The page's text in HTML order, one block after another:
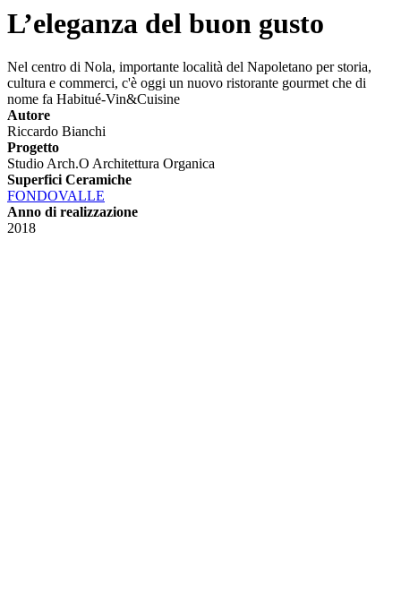
L’eleganza del buon gusto
Nel centro di Nola, importante località del Napoletano per storia,
cultura e commerci, c'è oggi un nuovo ristorante gourmet che di
nome fa Habitué-Vin&Cuisine
Autore
Riccardo Bianchi
Progetto
Studio Arch.O Architettura Organica
Superfici Ceramiche
FONDOVALLE
Anno di realizzazione
2018